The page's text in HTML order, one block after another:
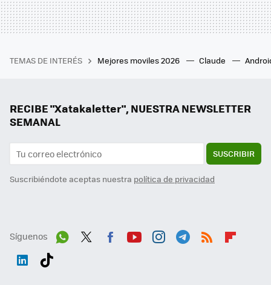
TEMAS DE INTERÉS Mejores moviles 2026 Claude
RECIBE "Xatakaletter", NUESTRA NEWSLETTER
SEMANAL
SUSCRIBIR
Suscribiéndote aceptas nuestra política de privacidad
Síguenos